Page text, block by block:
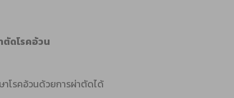
ดโรคอ้วน
าโรคอ้วนด้วยการผ่าตัดได้